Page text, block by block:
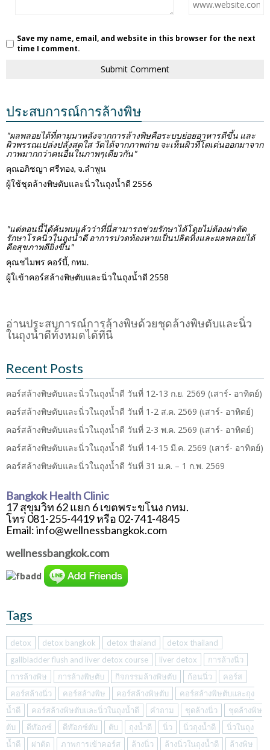
Save my name, email, and website in this browser for the next
time I comment.
ประสบการณ์การล้างพิษ
"ผลพลอยได้ที่ตามมาหลังจากการล้างพิษคือระบบย่อยอาหารดีขึ้น และ
ผิวพรรณเปล่งปลั่งสดใส วัดได้จากภาพถ่าย จะเห็นผิวที่โดเด่นออกมาจาก
ภาพมากกว่าคนอื่นในภาพๆเดียวกัน"
คุณอภิชญา ศรีทอง, จ.ลำพูน
ผู้ใช้ชุดล้างพิษตับและนิ่วในถุงน้ำดี 2556
"แต่ตอนนี้ได้ค้นพบแล้วว่าที่นี่สามารถช่วยรักษาได้โดยไม่ต้องผ่าตัด
รักษาโรคนิ่วในถุงน้ำดี อาการปวดท้องหายเป็นปลิดทิ้งและผลพลอยได้
คือสุขภาพดียิ่งขึ้น"
คุณชไมพร คอร์บี้, กทม.
ผู้ใเข้าคอร์สล้างพิษตับและนิ่วในถุงน้ำดี 2558
อ่านประสบการณ์การล้างพิษด้วยชุดล้างพิษตับและนิ่ว
ในถุงน้ำดีทั้งหมดได้ที่นี่
Recent Posts
คอร์สล้างพิษตับและนิ่วในถุงน้ำดี วันที่ 12-13 ก.ย. 2569 (เสาร์- อาทิตย์)
คอร์สล้างพิษตับและนิ่วในถุงน้ำดี วันที่ 1-2 ส.ค. 2569 (เสาร์- อาทิตย์)
คอร์สล้างพิษตับและนิ่วในถุงน้ำดี วันที่ 2-3 พ.ค. 2569 (เสาร์- อาทิตย์)
คอร์สล้างพิษตับและนิ่วในถุงน้ำดี วันที่ 14-15 มี.ค. 2569 (เสาร์- อาทิตย์)
คอร์สล้างพิษตับและนิ่วในถุงน้ำดี วันที่ 31 ม.ค. – 1 ก.พ. 2569
Bangkok Health Clinic
17 สุขุมวิท 62 แยก 6 เขตพระขโนง กทม.
โทร 081-255-4419 หรือ 02-741-4845
Email: info@wellnessbangkok.com
wellnessbangkok.com
Tags
detox detox bangkok detox thaiand
detox thailand
gallbladder flush and liver detox course
liver detox
การล้างนิ่ว
การล้างพิษ
การล้างพิษตับ กิจกรรมล้างพิษตับ ก้อนนิ่ว
คอร์ส
คอร์สล้างนิ่ว
คอร์สล้างพิษ คอร์สล้างพิษตับ
คอร์สล้างพิษตับและถุง
น้ำดี
คอร์สล้างพิษตับและนิ่วในถุงน้ำดี คำถาม ชุดล้างนิ่ว
ชุดล้างพิษ
ตับ
ดีท๊อกซ์ ดีท๊อกซ์ตับ ตับ ถุงน้ำดี นิ่ว นิ่วถุงน้ำดี
นิ่วในถุง
น้ำดี
ผ่าตัด ภาพการเข้าคอร์ส ล้างนิ่ว ล้างนิ่วในถุงน้ำดี
ล้างพิษ